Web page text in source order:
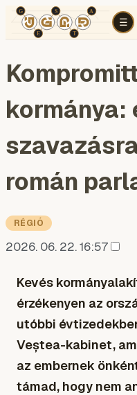
☰
TÉR
kormánya:
román
RÉGIÓ
2026. 06. 22. 16:57
Kevés
érzékenyen az
utóbbi
Veștea-kabinet,
az embernek
támad, hogy nem